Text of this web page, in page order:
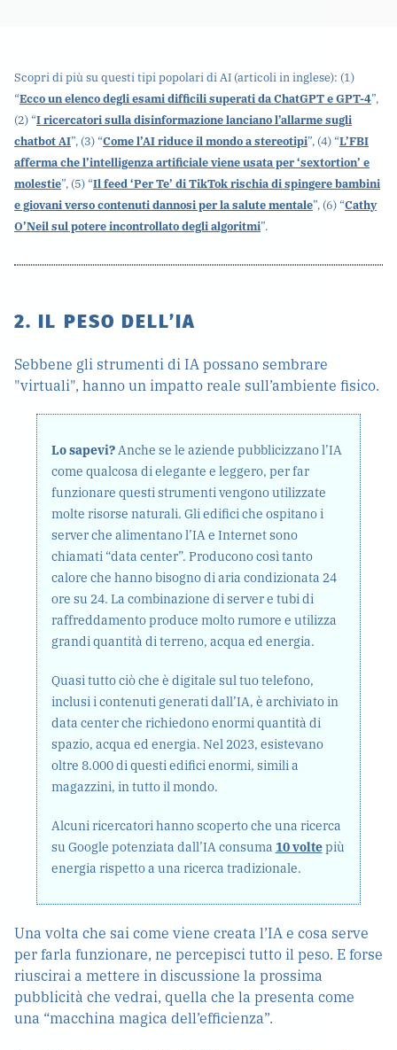
Scopri di più su questi tipi popolari di AI (articoli in inglese): (1)
“Ecco un elenco degli esami difficili superati da ChatGPT e GPT-4”,
(2) “I ricercatori sulla disinformazione lanciano l’allarme sugli
chatbot AI”, (3) “Come l’AI riduce il mondo a stereotipi”, (4) “L’FBI
afferma che l’intelligenza artificiale viene usata per ‘sextortion’ e
molestie”, (5) “Il feed ‘Per Te’ di TikTok rischia di spingere bambini
e giovani verso contenuti dannosi per la salute mentale”, (6) “Cathy
O’Neil sul potere incontrollato degli algoritmi”.
2. IL PESO DELL’IA
Sebbene gli strumenti di IA possano sembrare
"virtuali", hanno un impatto reale sull’ambiente fisico.
Lo sapevi?Anche se le aziende pubblicizzano l’IA
come qualcosa di elegante e leggero, per far
funzionare questi strumenti vengono utilizzate
molte risorse naturali. Gli edifici che ospitano i
server che alimentano l’IA e Internet sono
chiamati “data center”. Producono così tanto
calore che hanno bisogno di aria condizionata 24
ore su 24. La combinazione di server e tubi di
raffreddamento produce molto rumore e utilizza
grandi quantità di terreno, acqua ed energia.
Quasi tutto ciò che è digitale sul tuo telefono,
inclusi i contenuti generati dall’IA, è archiviato in
data center che richiedono enormi quantità di
spazio, acqua ed energia. Nel 2023, esistevano
oltre 8.000 di questi edifici enormi, simili a
magazzini, in tutto il mondo.
Alcuni ricercatori hanno scoperto che una ricerca
su Google potenziata dall’IA consuma 10 voltepiù
energia rispetto a una ricerca tradizionale.
Una volta che sai come viene creata l’IA e cosa serve
per farla funzionare, ne percepisci tutto il peso. E forse
riuscirai a mettere in discussione la prossima
pubblicità che vedrai, quella che la presenta come
una “macchina magica dell’efficienza”.